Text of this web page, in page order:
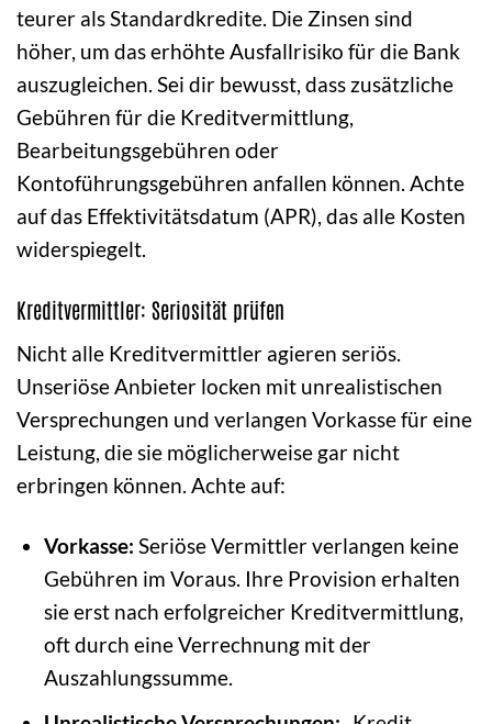
teurer als Standardkredite. Die Zinsen sind
höher, um das erhöhte Ausfallrisiko für die Bank
auszugleichen. Sei dir bewusst, dass zusätzliche
Gebühren für die Kreditvermittlung,
Bearbeitungsgebühren oder
Kontoführungsgebühren anfallen können. Achte
auf das Effektivitätsdatum (APR), das alle Kosten
widerspiegelt.
Kreditvermittler: Seriosität prüfen
Nicht alle Kreditvermittler agieren seriös.
Unseriöse Anbieter locken mit unrealistischen
Versprechungen und verlangen Vorkasse für eine
Leistung, die sie möglicherweise gar nicht
erbringen können. Achte auf:
Vorkasse: Seriöse Vermittler verlangen keine
Gebühren im Voraus. Ihre Provision erhalten
sie erst nach erfolgreicher Kreditvermittlung,
oft durch eine Verrechnung mit der
Auszahlungssumme.